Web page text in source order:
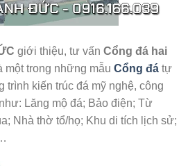
giới thiệu, tư vấn Cổng đá hai
một trong những mẫu Cổng đá tự
trình kiến trúc đá mỹ nghệ, công
Lăng mộ đá; Bảo điện; Từ
Nhà thờ tổ/họ; Khu di tích lịch sử;